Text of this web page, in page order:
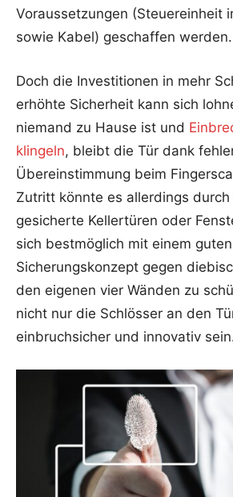
Voraussetzungen (Steuereinheit
sowie Kabel) geschaffen werden.
Doch die Investitionen in mehr
erhöhte Sicherheit kann sich
niemand zu Hause ist und
klingeln, bleibt die Tür dank
Übereinstimmung beim
Zutritt könnte es allerdings durch
gesicherte Kellertüren oder
sich bestmöglich mit einem guten
Sicherungskonzept gegen
den eigenen vier Wänden zu
nicht nur die Schlösser an den
einbruchsicher und innovativ